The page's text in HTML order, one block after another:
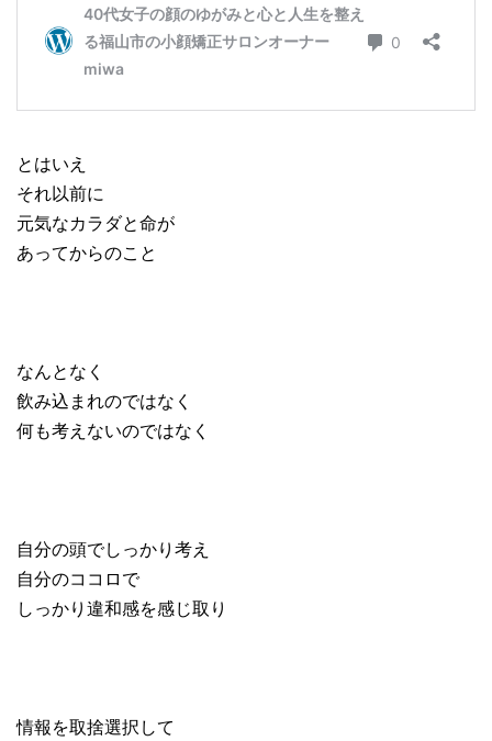
とはいえ
それ以前に
元気なカラダと命が
あってからのこと
なんとなく
飲み込まれのではなく
何も考えないのではなく
自分の頭でしっかり考え
自分のココロで
しっかり違和感を感じ取り
情報を取捨選択して